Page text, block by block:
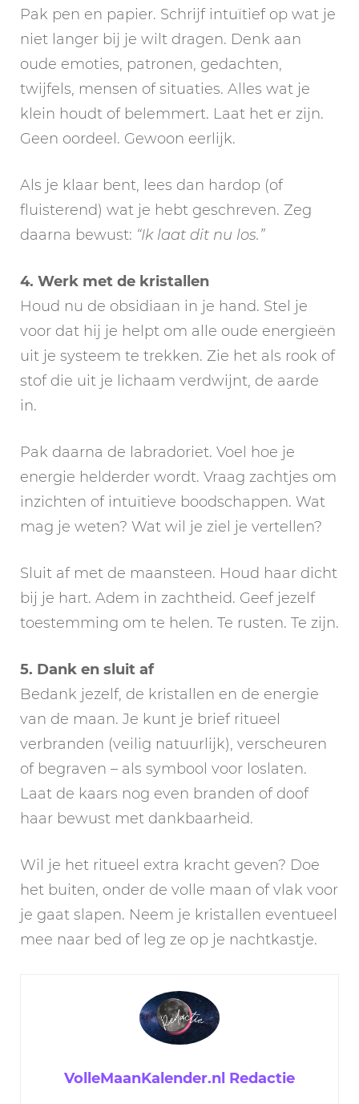
Pak pen en papier. Schrijf intuïtief op wat je
niet langer bij je wilt dragen. Denk aan
oude emoties, patronen, gedachten,
twijfels, mensen of situaties. Alles wat je
klein houdt of belemmert. Laat het er zijn.
Geen oordeel. Gewoon eerlijk.
Als je klaar bent, lees dan hardop (of
fluisterend) wat je hebt geschreven. Zeg
daarna bewust: “Ik laat dit nu los.”
4. Werk met de kristallen
Houd nu de obsidiaan in je hand. Stel je
voor dat hij je helpt om alle oude energieën
uit je systeem te trekken. Zie het als rook of
stof die uit je lichaam verdwijnt, de aarde
in.
Pak daarna de labradoriet. Voel hoe je
energie helderder wordt. Vraag zachtjes om
inzichten of intuïtieve boodschappen. Wat
mag je weten? Wat wil je ziel je vertellen?
Sluit af met de maansteen. Houd haar dicht
bij je hart. Adem in zachtheid. Geef jezelf
toestemming om te helen. Te rusten. Te zijn.
5. Dank en sluit af
Bedank jezelf, de kristallen en de energie
van de maan. Je kunt je brief ritueel
verbranden (veilig natuurlijk), verscheuren
of begraven – als symbool voor loslaten.
Laat de kaars nog even branden of doof
haar bewust met dankbaarheid.
Wil je het ritueel extra kracht geven? Doe
het buiten, onder de volle maan of vlak voor
je gaat slapen. Neem je kristallen eventueel
mee naar bed of leg ze op je nachtkastje.
VolleMaanKalender.nl Redactie